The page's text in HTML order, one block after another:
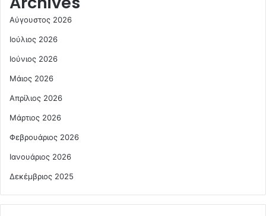
Αύγουστος 2026
Ιούλιος 2026
Ιούνιος 2026
Μάιος 2026
Απρίλιος 2026
Μάρτιος 2026
Φεβρουάριος 2026
Ιανουάριος 2026
Δεκέμβριος 2025